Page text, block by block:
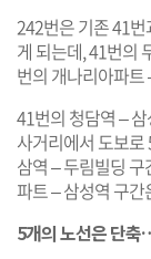
242번은 기존 41
게 되는데, 41번의
번의 개나리아파트
41번의 청담역 –
사거리에서 도보로
삼역 – 두림빌딩
파트 – 삼성역 구
5개의 노선은 단